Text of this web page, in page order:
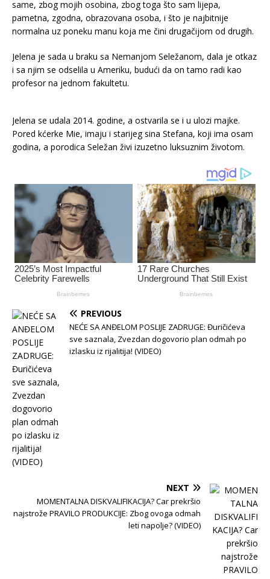
same, zbog mojih osobina, zbog toga što sam lijepa,
pametna, zgodna, obrazovana osoba, i što je najbitnije
normalna uz poneku manu koja me čini drugačijom od drugih.
Jelena je sada u braku sa Nemanjom Seležanom, dala je otkaz
i sa njim se odselila u Ameriku, budući da on tamo radi kao
profesor na jednom fakultetu.
Jelena se udala 2014. godine, a ostvarila se i u ulozi majke.
Pored kćerke Mie, imaju i starijeg sina Stefana, koji ima osam
godina, a porodica Seležan živi izuzetno luksuznim životom.
PREVIOUS
NEĆE SA ANĐELOM POSLIJE ZADRUGE: Đuričićeva
sve saznala, Zvezdan dogovorio plan odmah po
izlasku iz rijalitija! (VIDEO)
NEXT
MOMENTALNA DISKVALIFIKACIJA? Car prekršio
najstrože PRAVILO PRODUKCIJE: Zbog ovoga odmah
leti napolje? (VIDEO)